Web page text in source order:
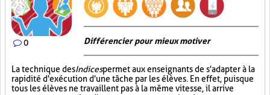
0 Différencier pour mieux motiver
La technique desIndicespermet aux enseignants de s'adapter à la
rapidité d'exécution d'une tâche par les élèves. En effet, puisque
tous les élèves ne travaillent pas à la même vitesse, il arrive